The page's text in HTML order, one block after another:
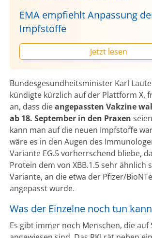
EMA empfiehlt Anpassung
Impfstoffe
Jetzt lesen
Bundesgesundheitsminister Karl
kündigte kürzlich auf der Plattform X,
an, dass dieangepassten Vakzine
ab 18. September in den Praxen
kann man auf die neuen Impfstoffe
wäre es in den Augen des
Variante EG.5 vorherrschend bliebe,
Protein dem von XBB.1.5 sehr ähnlich
Variante, an die etwa der Pfizer/
angepasst wurde.
Was der Einzelne noch tun kann
Es gibt immer noch Menschen, die auf